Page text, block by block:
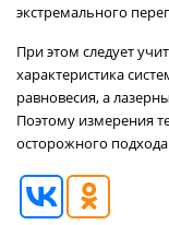
экстремального
При этом следует
характеристика
равновесия, а
Поэтому измерения
осторожного